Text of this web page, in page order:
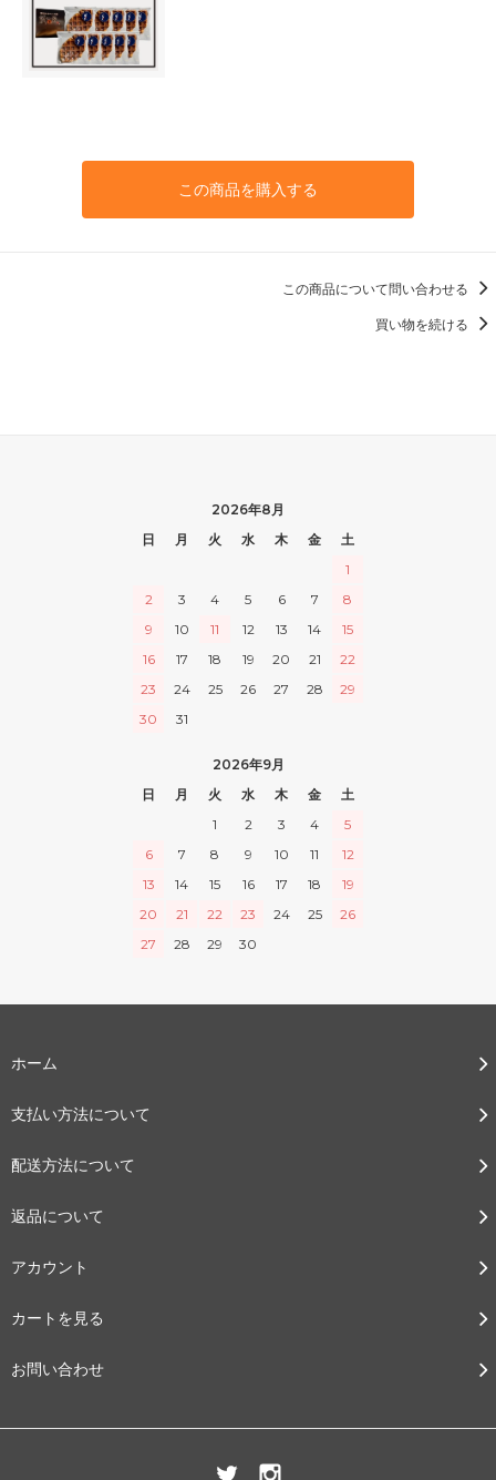
この商品を購入する
この商品について問い合わせる
買い物を続ける
2026年8月
日
月 火 水 木 金
土
1
2
3 4 5 6 7
8
9
10 11 12 13 14
15
16
17 18 19 20 21
22
23
24 25 26 27 28
29
30
31
2026年9月
日
月 火 水 木 金
土
1
2 3 4
5
6
7 8 9 10 11
12
13
14 15 16 17 18
19
20
21 22 23 24 25
26
27
28 29 30
ホーム
支払い方法について
配送方法について
返品について
アカウント
カートを見る
お問い合わせ